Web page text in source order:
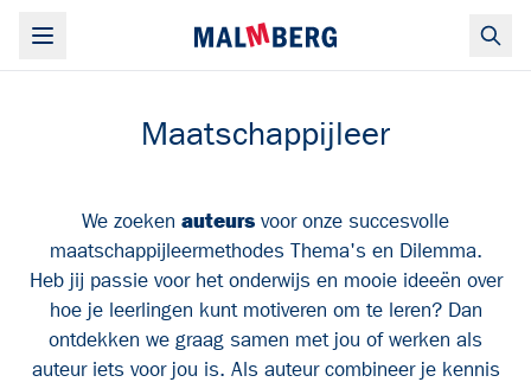
Maatschappijleer
We zoeken auteurs voor onze succesvolle
maatschappijleermethodes Thema's en Dilemma.
Heb jij passie voor het onderwijs en mooie ideeën over
hoe je leerlingen kunt motiveren om te leren? Dan
ontdekken we graag samen met jou of werken als
auteur iets voor jou is. Als auteur combineer je kennis